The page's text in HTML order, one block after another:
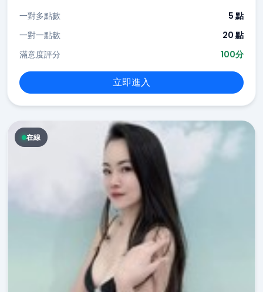
一對多點數
5 點
一對一點數
20 點
滿意度評分
100分
立即進入
在線